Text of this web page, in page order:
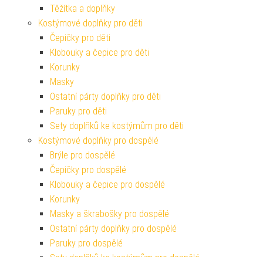
Těžítka a doplňky
Kostýmové doplňky pro děti
Čepičky pro děti
Klobouky a čepice pro děti
Korunky
Masky
Ostatní párty doplňky pro děti
Paruky pro děti
Sety doplňků ke kostýmům pro děti
Kostýmové doplňky pro dospělé
Brýle pro dospělé
Čepičky pro dospělé
Klobouky a čepice pro dospělé
Korunky
Masky a škrabošky pro dospělé
Ostatní párty doplňky pro dospělé
Paruky pro dospělé